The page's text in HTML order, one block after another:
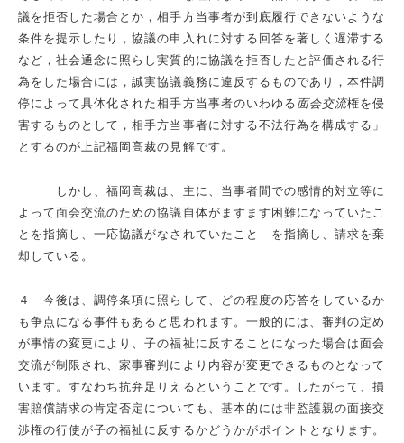
議を拒否した場合とか，相手方当事者が到底履行できないような
条件を提示したり，協議の申入れに対する回答を著しく遅滞する
など，社会通念に照らし実質的に協議を拒否したと評価される行
為をした場合には，誠実協議義務に違反するものであり，本件調
停によって具体化された相手方当事者のいわゆる 面会交流権を侵
害するものとして，相手方当事者に対する不法行為を構成する」
とするのが上記福岡高裁の見解です。
しかし、福岡高裁は、主に、当事者間での感情的対立等に
よって面会交流のための協議自体がますます困難になっていたこ
とを指摘し、一応協議がなされていたこと―を指摘し、請求を棄
却している。
４ 今後は、調停条項に照らして、どの程度の応答をしているか
も争点になる事件もあると思われます。一般的には、審判の定め
が事情の変更により、子の福祉に反することになった場合は面会
交流が制限され、家事審判により内容が変更できるものとなって
います。すなわち抗弁足りえるということです。したがって、損
害賠償請求の肯定否定についても、基本的には非監護親の面接交
渉権の行使が子の福祉に反するかどうかがポイントとなります。